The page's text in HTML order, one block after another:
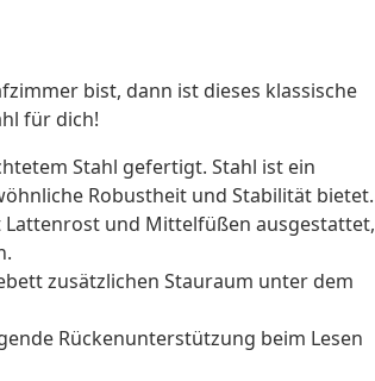
bist, dann ist dieses klassische
für dich!
Stahl gefertigt. Stahl ist ein
Robustheit und Stabilität bietet.
und Mittelfüßen ausgestattet,
zusätzlichen Stauraum unter dem
Rückenunterstützung beim Lesen